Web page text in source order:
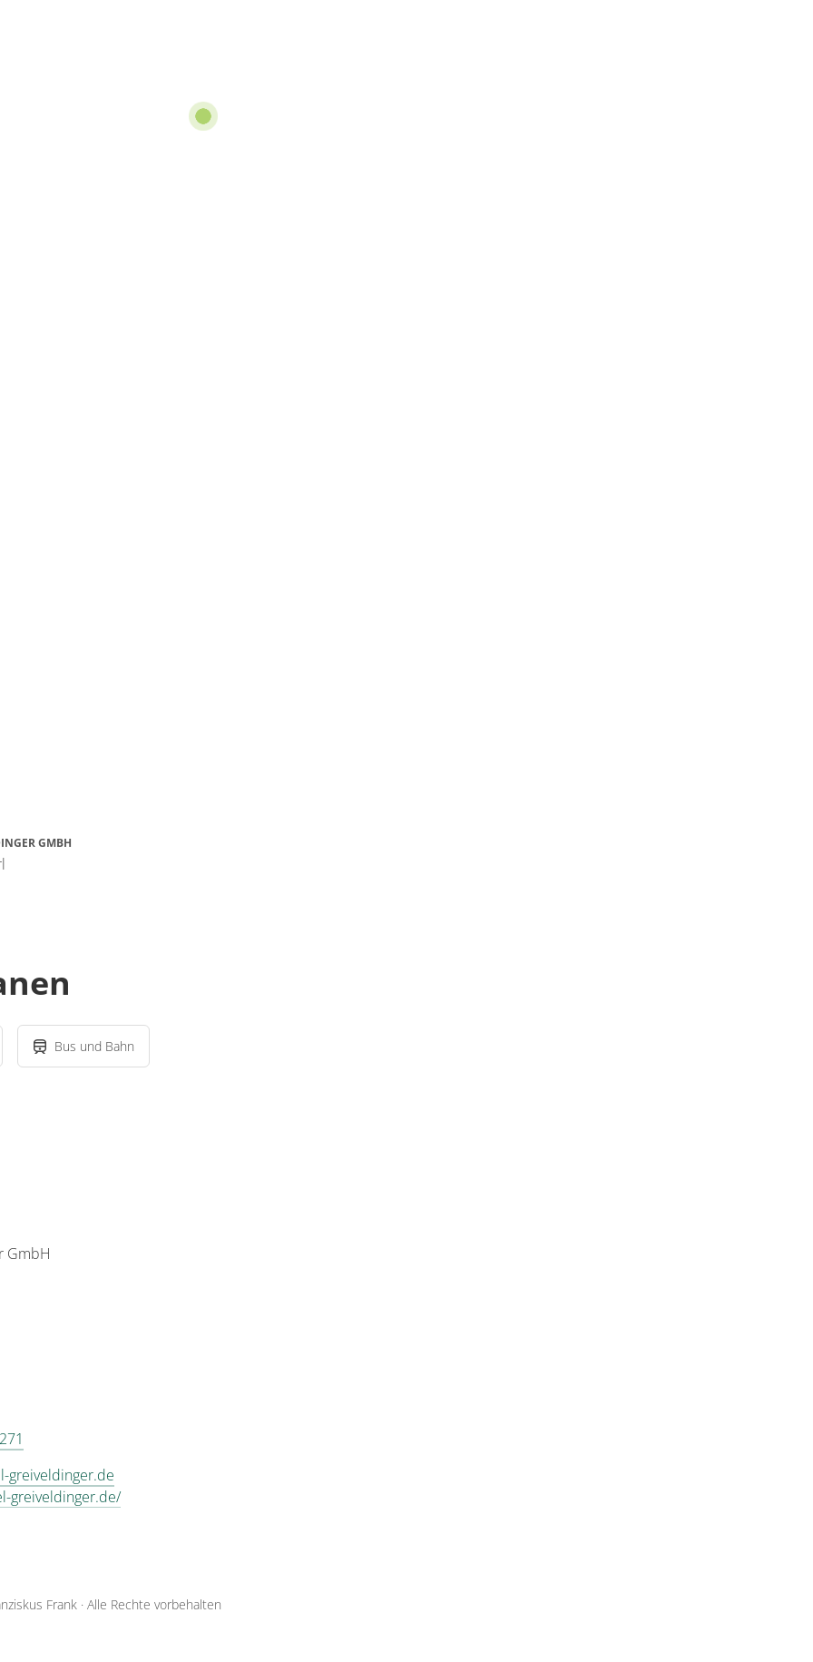
GMBH
Bus und Bahn
GmbH
greiveldinger.de
greiveldinger.de/
Frank · Alle Rechte vorbehalten